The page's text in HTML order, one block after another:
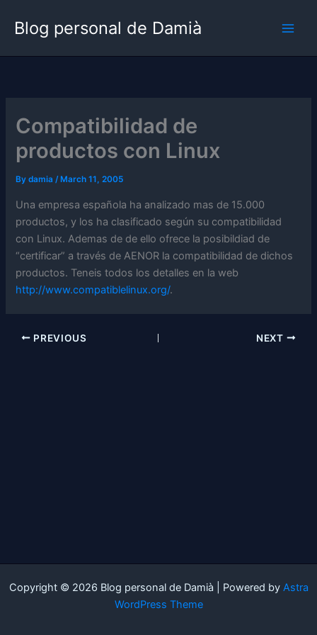
Blog personal de Damià
Compatibilidad de
productos con Linux
Bydamia/ March 11, 2005
Una empresa española ha analizado mas de 15.000
productos, y los ha clasificado según su compatibilidad
con Linux. Ademas de de ello ofrece la posibildiad de
“certificar” a través de AENOR la compatibilidad de dichos
productos. Teneis todos los detalles en la web
http://www.compatiblelinux.org/.
PREVIOUS NEXT
Copyright © 2026 Blog personal de Damià | Powered by Astra
WordPress Theme